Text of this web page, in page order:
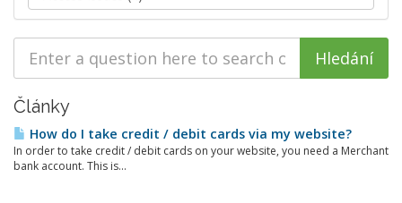
Články
How do I take credit / debit cards via my website?
In order to take credit / debit cards on your website, you need a Merchant
bank account. This is...